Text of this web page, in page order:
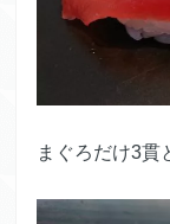
まぐろだけ3貫